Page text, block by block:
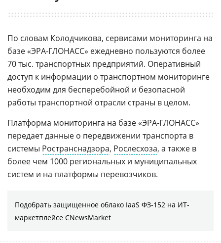
По словам Колодчикова, сервисами мониторинга на
базе «ЭРА-ГЛОНАСС» ежедневно пользуются более
70 тыс. транспортных предприятий. Оперативный
доступ к информации о транспортном мониторинге
необходим для бесперебойной и безопасной
работы транспортной отрасли страны в целом.
Платформа мониторинга на базе «ЭРА-ГЛОНАСС»
передает данные о передвижении транспорта в
системы Ространснадзора, Рослесхоза, а также в
более чем 1000 региональных и муниципальных
систем и на платформы перевозчиков.
Подобрать защищенное облако IaaS ФЗ-152 на ИТ-
маркетплейсе CNewsMarket